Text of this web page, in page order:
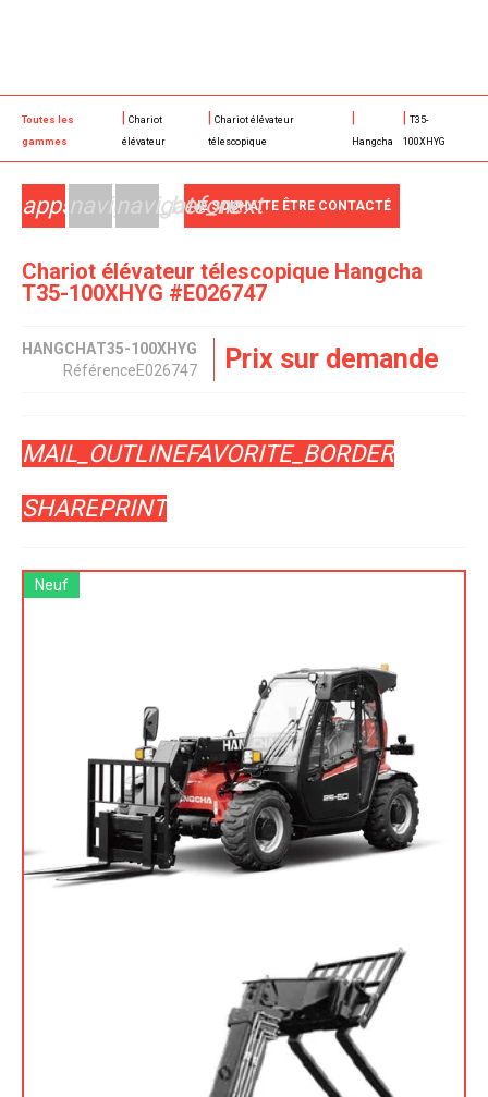
Toutes les
gammes
Chariot
élévateur
Chariot élévateur
télescopique
Hangcha
T35-
100XHYG
Chariot élévateur télescopique Hangcha
T35-100XHYG #E026747
appsnavigate_before
navigate_nextJE SOUHAITE ÊTRE CONTACTÉ
Neuf
HANGCHAT35-100XHYG
RéférenceE026747 Prix sur demande
FAVORITE_BORDER
MAIL_OUTLINE
SHAREPRINT